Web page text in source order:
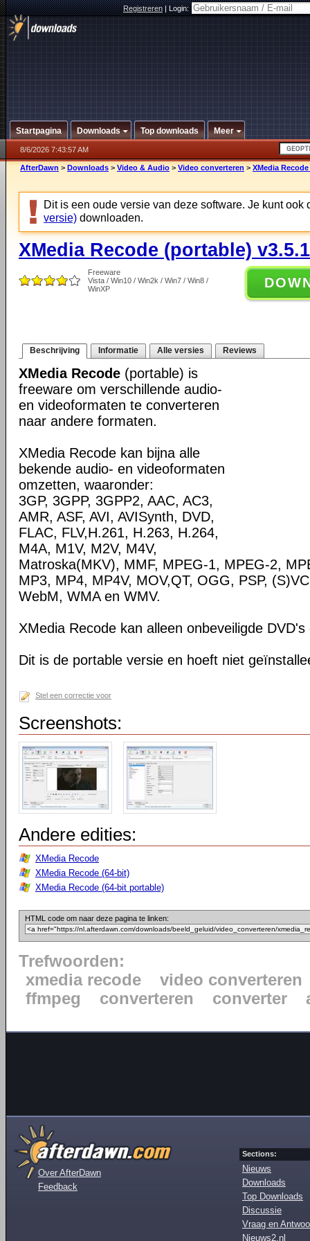
Registreren|Login:
Startpagina Downloads Top downloads Meer
8/6/2026 7:43:57 AM
AfterDawn > Downloads > Video & Audio > Video converteren > XMedia
Dit is een oude versie van deze software. Je kunt ook
versie) downloaden.
XMedia Recode (portable)
Freeware
Vista / Win10 / Win2k / Win7 / Win8 /
WinXP
Beschrijving Informatie Alle versies Reviews
XMedia Recode (portable) is
freeware om verschillende audio-
en videoformaten te converteren
naar andere formaten.
XMedia Recode kan bijna alle
bekende audio- en videoformaten
omzetten, waaronder:
3GP, 3GPP, 3GPP2, AAC, AC3,
AMR, ASF, AVI, AVISynth, DVD,
FLAC, FLV,H.261, H.263, H.264,
M4A, M1V, M2V, M4V,
Matroska(MKV), MMF, MPEG-1, MPEG-2,
MP3, MP4, MP4V, MOV,QT, OGG, PSP,
WebM, WMA en WMV.
XMedia Recode kan alleen onbeveiligde
Dit is de portable versie en hoeft niet
Stel een correctie voor
Screenshots:
Andere edities:
XMedia Recode
XMedia Recode (64-bit)
XMedia Recode (64-bit portable)
HTML code om naar deze pagina te linken:
Trefwoorden:
xmedia recode
video converteren
ffmpeg
converteren converter
Over AfterDawn
Feedback
Sections:
Nieuws
Downloads
Top Downloads
Discussie
Vraag en
Nieuws2.nl